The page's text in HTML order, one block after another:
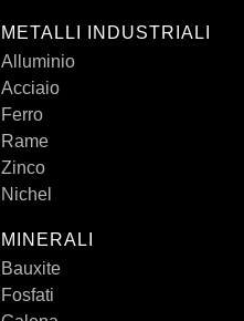
METALLI INDUSTRIALI
Alluminio
Acciaio
Ferro
Rame
Zinco
Nichel
MINERALI
Bauxite
Fosfati